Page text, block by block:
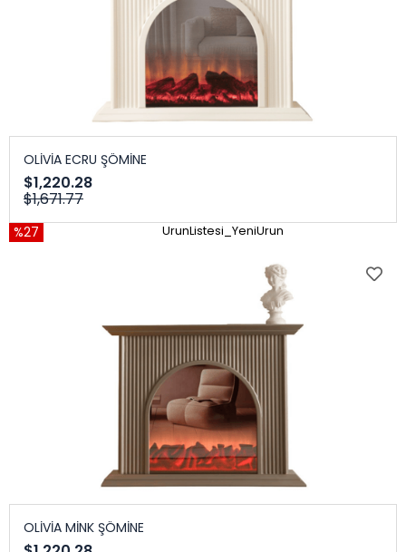
OLİVİA ECRU ŞÖMİNE
$1,220.28
$1,671.77
%27 UrunListesi_YeniUrun
OLİVİA MİNK ŞÖMİNE